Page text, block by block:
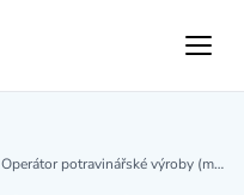
🍬 PRÁCE, KTERÁ VONÍ SLADCE! 🍬 Operátor potravinářské výroby (m/ž) | Hodonín Ubytování zajištěno | Nástup IHNED